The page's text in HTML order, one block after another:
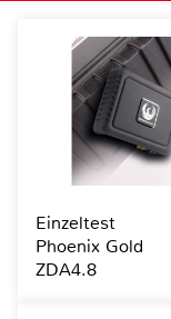
Einzeltest
Phoenix Gold
ZDA4.8